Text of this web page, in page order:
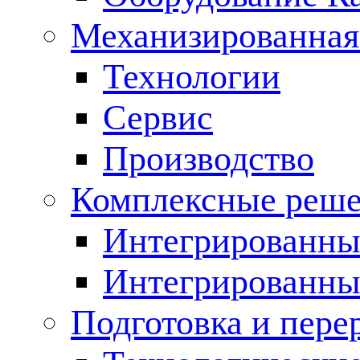
Технологии
Сервис
Производство
Комплексные
Подготовка и